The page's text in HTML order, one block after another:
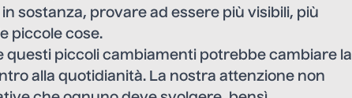
sostanza, provare ad essere più visibili, più
piccole cose.
questi piccoli cambiamenti potrebbe cambiare la
alla quotidianità. La nostra attenzione non